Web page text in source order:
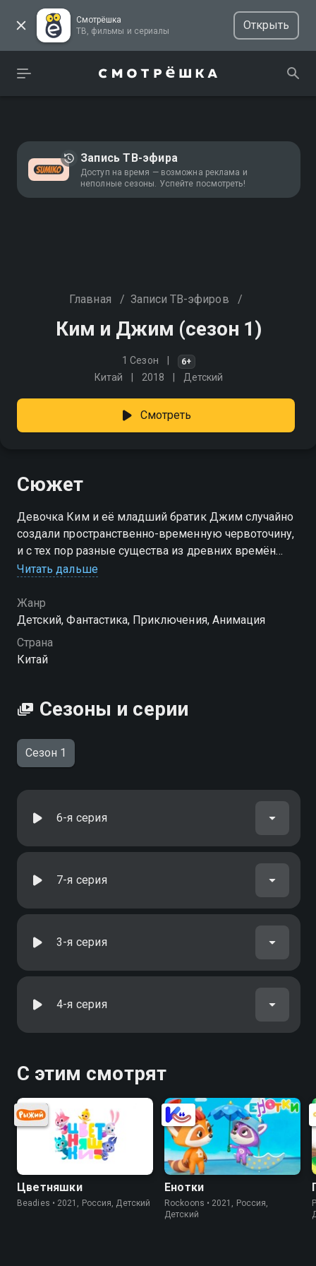
Смотрёшка
ТВ, фильмы и сериалы
Открыть
Запись ТВ-эфира
Доступ на время — возможна реклама и
неполные сезоны. Успейте посмотреть!
Главная / Записи ТВ-эфиров /
Ким и Джим (сезон 1)
1 Сезон 6+
Китай 2018 Детский
Смотреть
Сюжет
Девочка Ким и её младший братик Джим случайно
создали пространственно-временную червоточину,
и с тех пор разные существа из древних времён
попадают к детям домой и в школу, принося в их
Посмотреть онлайн 1 сезон сериала Ким и Джим вы
можете совершенно бесплатно в хорошем HD
качестве на Смотрёшке
Читать дальше
Жанр
Детский, Фантастика, Приключения, Анимация
Страна
Китай
Сезоны и серии
Сезон 1
6-я серия
7-я серия
3-я серия
4-я серия
С этим смотрят
Цветняшки
Beadies • 2021, Россия, Детский
Енотки
Rockoons • 2021, Россия,
Детский